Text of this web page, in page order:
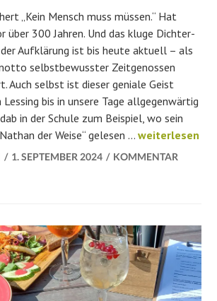
„Kein Mensch muss müssen.“ Hat
über 300 Jahren. Und das kluge Dichter-
Aufklärung ist bis heute aktuell – als
selbstbewusster Zeitgenossen
Auch selbst ist dieser geniale Geist
bis in unsere Tage allgegenwärtig
in der Schule zum Beispiel, wo sein
der Weise“ gelesen …Wolfenbüttel –
weiterlesen
1. SEPTEMBER 2024
KOMMENTAR